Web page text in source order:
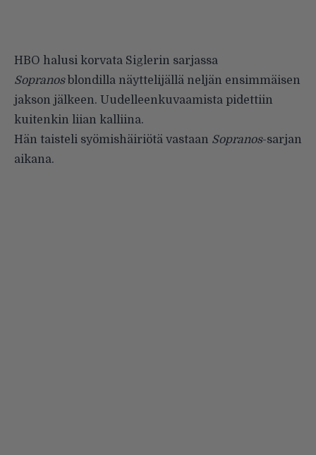
HBO halusi korvata Siglerin sarjassa
Sopranosblondilla näyttelijällä neljän ensimmäisen
jakson jälkeen. Uudelleenkuvaamista pidettiin
kuitenkin liian kalliina.
Hän taisteli syömishäiriötä vastaan Sopranos-sarjan
aikana.